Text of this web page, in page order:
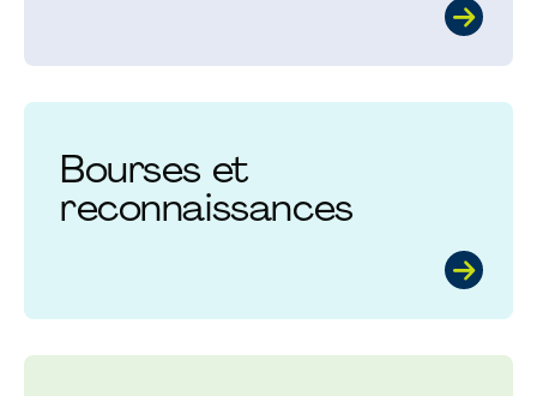
Bourses et
reconnaissances